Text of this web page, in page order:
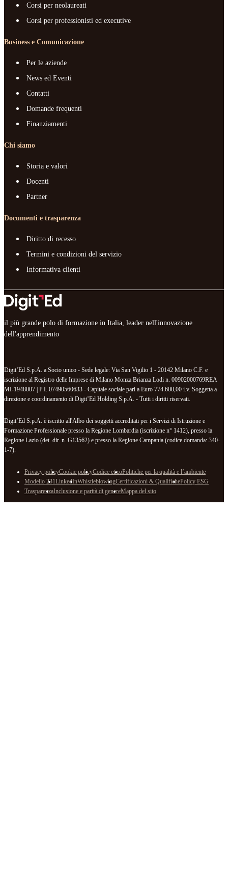
Corsi per neolaureati
Corsi per professionisti ed executive
Business e Comunicazione
Per le aziende
News ed Eventi
Contatti
Domande frequenti
Finanziamenti
Chi siamo
Storia e valori
Docenti
Partner
Documenti e trasparenza
Diritto di recesso
Termini e condizioni del servizio
Informativa clienti
il più grande polo di formazione in Italia, leader nell'innovazione
dell'apprendimento
Digit’Ed S.p.A. a Socio unico - Sede legale: Via San Vigilio 1 - 20142 Milano C.F. e
iscrizione al Registro delle Imprese di Milano Monza Brianza Lodi n. 00902000769REA
MI-1948007 | P.I. 07490560633 - Capitale sociale pari a Euro 774.600,00 i.v. Soggetta a
direzione e coordinamento di Digit’Ed Holding S.p.A. - Tutti i diritti riservati.
Digit’Ed S.p.A. è iscritto all'Albo dei soggetti accreditati per i Servizi di Istruzione e
Formazione Professionale presso la Regione Lombardia (iscrizione n° 1412), presso la
Regione Lazio (det. dir. n. G13562) e presso la Regione Campania (codice domanda: 340-
1-7).
Privacy policyCookie policyCodice eticoPolitiche per la qualità e l’ambiente
Modello 231LinkedInWhistleblowingCertificazioni & QualifichePolicy ESG
TrasparenzaInclusione e parità di genereMappa del sito